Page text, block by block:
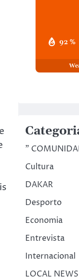
92 %
"
Cultura
DAKAR
Desporto
Economia
Entrevista
Internacional
LOCAL